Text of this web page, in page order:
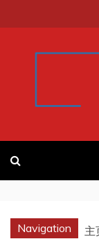
至
我
Navigation
主